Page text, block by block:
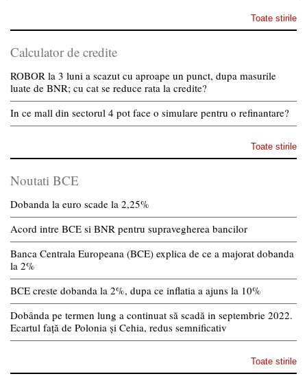
Toate stirile
Calculator de credite
ROBOR la 3 luni a scazut cu aproape un punct, dupa masurile
luate de BNR; cu cat se reduce rata la credite?
In ce mall din sectorul 4 pot face o simulare pentru o refinantare?
Toate stirile
Noutati BCE
Dobanda la euro scade la 2,25%
Acord intre BCE si BNR pentru supravegherea bancilor
Banca Centrala Europeana (BCE) explica de ce a majorat dobanda
la 2%
BCE creste dobanda la 2%, dupa ce inflatia a ajuns la 10%
Dobânda pe termen lung a continuat să scadă in septembrie 2022.
Ecartul față de Polonia și Cehia, redus semnificativ
Toate stirile